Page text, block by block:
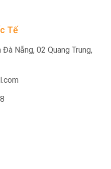
Tế
Nẵng, 02 Quang Trung,